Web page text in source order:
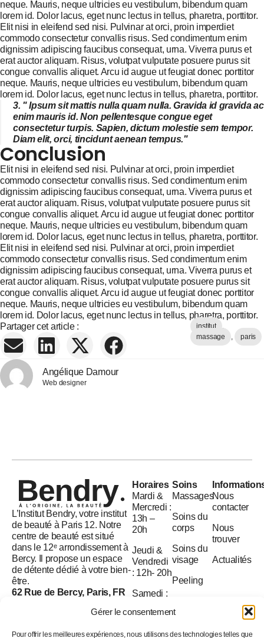
Gérer le consentement
Pour offrir les meilleures expériences, nous utilisons des technologies telles que
neque. Mauris, neque ultricies eu vestibulum, bibendum quam
lorem id. Dolor lacus, eget nunc lectus in tellus, pharetra, porttitor.
Elit nisi in eleifend sed nisi. Pulvinar at orci, proin imperdiet
commodo consectetur convallis risus. Sed condimentum enim
dignissim adipiscing faucibus consequat, urna. Viverra purus et
erat auctor aliquam. Risus, volutpat vulputate posuere purus sit
congue convallis aliquet. Arcu id augue ut feugiat donec porttitor
neque. Mauris, neque ultricies eu vestibulum, bibendum quam
lorem id. Dolor lacus, eget nunc lectus in tellus, pharetra, porttitor.
3. " Ipsum sit mattis nulla quam nulla. Gravida id gravida ac
enim mauris id. Non pellentesque congue eget
consectetur turpis. Sapien, dictum molestie sem tempor.
Diam elit, orci, tincidunt aenean tempus."
Conclusion
Elit nisi in eleifend sed nisi. Pulvinar at orci, proin imperdiet
commodo consectetur convallis risus. Sed condimentum enim
dignissim adipiscing faucibus consequat, urna. Viverra purus et
erat auctor aliquam. Risus, volutpat vulputate posuere purus sit
congue convallis aliquet. Arcu id augue ut feugiat donec porttitor
neque. Mauris, neque ultricies eu vestibulum, bibendum quam
lorem id. Dolor lacus, eget nunc lectus in tellus, pharetra, porttitor.
Elit nisi in eleifend sed nisi. Pulvinar at orci, proin imperdiet
commodo consectetur convallis risus. Sed condimentum enim
dignissim adipiscing faucibus consequat, urna. Viverra purus et
erat auctor aliquam. Risus, volutpat vulputate posuere purus sit
congue convallis aliquet. Arcu id augue ut feugiat donec porttitor
neque. Mauris, neque ultricies eu vestibulum, bibendum quam
lorem id. Dolor lacus, eget nunc lectus in tellus, pharetra, porttitor.
Partager cet article :
institut
,
massage
, paris
Angélique Damour
Web designer
L’Institut Bendry, votre institut
de beauté à Paris 12. Notre
centre de beauté est situé
dans le 12ᵉ arrondissement à
Bercy. Il propose un espace
de détente dédié à votre bien-
être.
62 Rue de Bercy, Paris, FR
contact@bendry.fr
Horaires
Mardi &
Mercredi :
13h –
20h
Jeudi &
Vendredi
: 12h- 20h
Samedi :
20h
Soins
Massages
Soins du
corps
Soins du
visage
Peeling
lymphatique
Nous
contacter
Nous
trouver
Actualités